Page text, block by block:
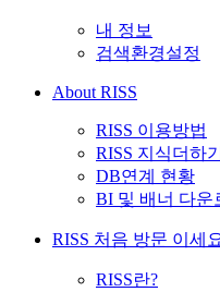
내 정보
검색환경설정
About RISS
RISS 이용방법
RISS 지식더하기
DB연계 현황
BI 및 배너 다운
RISS 처음 방문 이세
RISS란?